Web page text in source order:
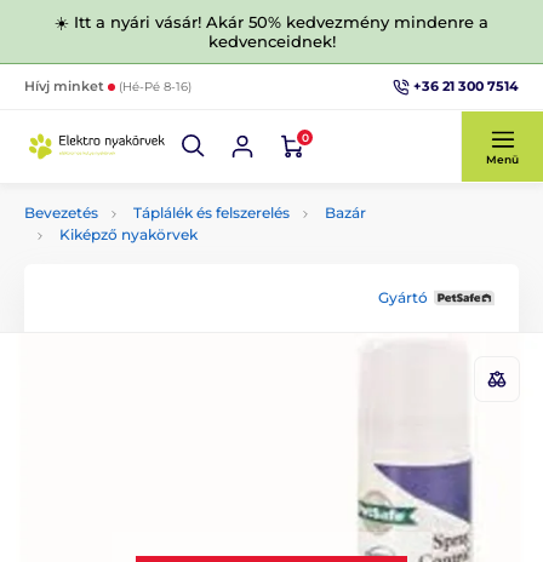
☀️ Itt a nyári vásár! Akár 50% kedvezmény mindenre a
kedvenceidnek!
Hívj minket (Hé-Pé 8-16) +36 21 300 7514
0
Menü
Bevezetés Táplálék és felszerelés
Bazár
Kiképző nyakörvek
Gyártó